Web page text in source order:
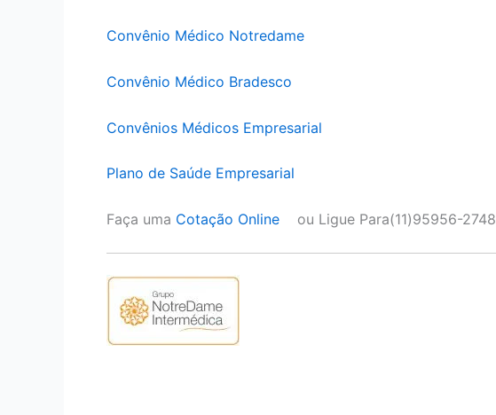
Convênio Médico Notredame
Convênio Médico Bradesco
Convênios Médicos Empresarial
Plano de Saúde Empresarial
Faça uma Cotação Online ou Ligue Para(11)95956-2748